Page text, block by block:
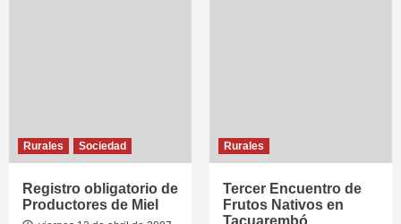
Rurales Sociedad
Registro obligatorio de
Productores de Miel
Rurales
Tercer Encuentro de
Frutos Nativos en
Tacuarembó